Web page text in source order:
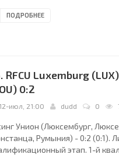
зрителей (61 % при
ПОДРОБНЕЕ
RFCU Luxemburg
0:2
12-июл, 21:00 dudd 0
Унион (Люксембург,
Румыния) - 0:2 (0:1).
этап. 1-й